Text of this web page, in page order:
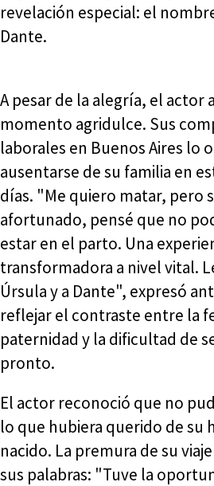
revelación especial: el
Dante.
A pesar de la alegría, el actor
momento agridulce. Sus
laborales en Buenos Aires lo
ausentarse de su familia en
días. "Me quiero matar, pero
afortunado, pensé que no
estar en el parto. Una
transformadora a nivel vital.
Úrsula y a Dante", expresó
reflejar el contraste entre la
paternidad y la dificultad de
pronto.
El actor reconoció que no
lo que hubiera querido de su
nacido. La premura de su
sus palabras: "Tuve la